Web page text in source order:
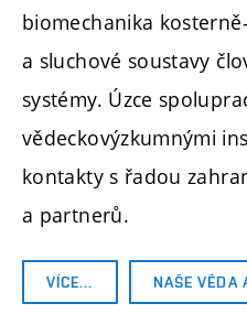
biomechanika
a sluchové soustavy
systémy. Úzce
vědeckovýzkumnými
kontakty s řadou
a partnerů.
VÍCE… NAŠE VĚDA